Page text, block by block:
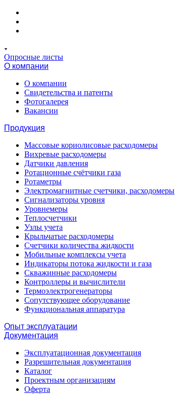
Опросные листы
О компании
О компании
Свидетельства и патенты
Фотогалерея
Вакансии
Продукция
Массовые кориолисовые расходомеры
Вихревые расходомеры
Датчики давления
Ротационные счётчики газа
Ротаметры
Электромагнитные счетчики, расходомеры
Сигнализаторы уровня
Уровнемеры
Теплосчетчики
Узлы учета
Крыльчатые расходомеры
Счетчики количества жидкости
Мобильные комплексы учета
Индикаторы потока жидкости и газа
Скважинные расходомеры
Контроллеры и вычислители
Термоэлектрогенераторы
Сопутствующее оборудование
Функциональная аппаратура
Опыт эксплуатации
Документация
Эксплуатационная документация
Разрешительная документация
Каталог
Проектным организациям
Оферта